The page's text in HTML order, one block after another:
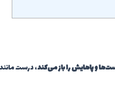
و پاهایش را باز می‌کند، درست